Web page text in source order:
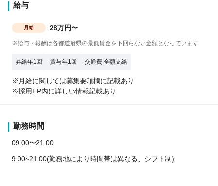
給与
月給 28万円〜
※給与・報酬は各都道府県の最低賃金を下回らない金額となっています
昇給年1回 賞与年1回 交通費 全額支給
※月給に関しては募集要項欄に記載あり
※採用HP内に詳しい情報記載あり
勤務時間
09:00〜21:00
9:00~21:00(勤務地により時間帯は異なる、シフト制)